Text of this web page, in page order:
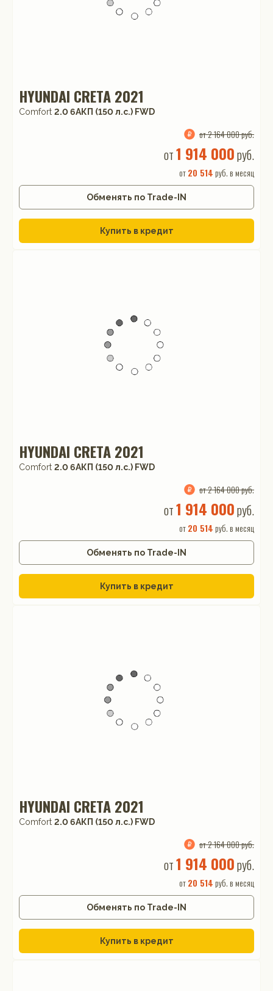
HYUNDAI CRETA 2021
Comfort 2.0 6AКП (150 л.с.) FWD
от 2 164 000 руб.
от1 914 000руб.
от20 514 руб. в месяц
Обменять по Trade-IN
Купить в кредит
HYUNDAI CRETA 2021
Comfort 2.0 6AКП (150 л.с.) FWD
от 2 164 000 руб.
от1 914 000руб.
от20 514 руб. в месяц
Обменять по Trade-IN
Купить в кредит
HYUNDAI CRETA 2021
Comfort 2.0 6AКП (150 л.с.) FWD
от 2 164 000 руб.
от1 914 000руб.
от20 514 руб. в месяц
Обменять по Trade-IN
Купить в кредит